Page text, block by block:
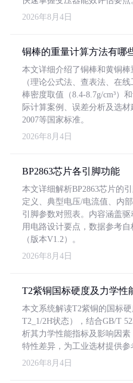
2026年8月4日
铜棒的重量计算方法有哪
本文详细介绍了铜棒和黄铜
（理论公式法、查表法、在
棒密度取值（8.4-8.7g/cm³）
际计算案例、误差分析及选
2007等国家标准。
2026年8月4日
BP2863芯片各引脚功能
本文详细解析BP2863芯片的
定义、典型电压/电流值、内
引脚参数对照表。内容涵盖
用电路设计要点，数据参考
（版本V1.2）。
2026年8月4日
T2紫铜国标硬度及力学性
本文系统解读T2紫铜的国标
T2_1/2H状态），结合GB/T
析其力学性能指标及影响因
特性差异，为工业选材提供参
2026年8月4日